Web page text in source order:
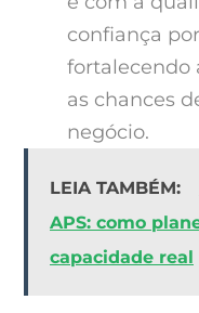
confiança
fortalecendo
as chances
negócio.
LEIA TAMBÉM:
APS: como
capacidade real